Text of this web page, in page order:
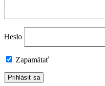
Heslo
Zapamätať